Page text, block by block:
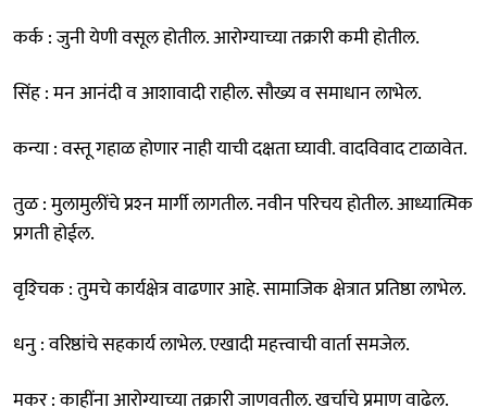
कर्क : जुनी येणी वसूल होतील. आरोग्याच्या तक्रारी कमी होतील.
सिंह : मन आनंदी व आशावादी राहील. सौख्य व समाधान लाभेल.
कन्या : वस्तू गहाळ होणार नाही याची दक्षता घ्यावी. वादविवाद टाळावेत.
तुळ : मुलामुलींचे प्रश्‍न मार्गी लागतील. नवीन परिचय होतील. आध्यात्मिक
प्रगती होईल.
वृश्‍चिक : तुमचे कार्यक्षेत्र वाढणार आहे. सामाजिक क्षेत्रात प्रतिष्ठा लाभेल.
धनु : वरिष्ठांचे सहकार्य लाभेल. एखादी महत्त्वाची वार्ता समजेल.
मकर : काहींना आरोग्याच्या तक्रारी जाणवतील. खर्चाचे प्रमाण वाढेल.